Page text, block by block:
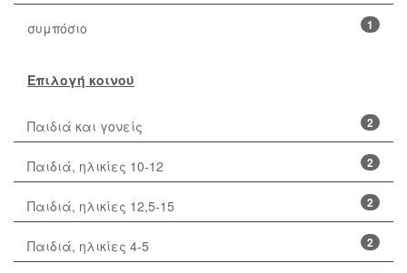
1
συμπόσιο
Επιλογή κοινού
2
Παιδιά και γονείς
2
Παιδιά, ηλικίες 10-12
2
Παιδιά, ηλικίες 12,5-15
2
Παιδιά, ηλικίες 4-5